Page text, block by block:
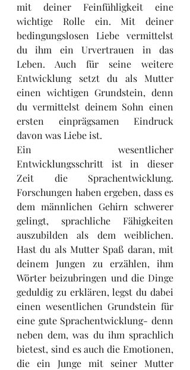
mit deiner Feinfühligkeit eine
wichtige Rolle ein. Mit deiner
bedingungslosen Liebe vermittelst
du ihm ein Urvertrauen in das
Leben. Auch für seine weitere
Entwicklung setzt du als Mutter
einen wichtigen Grundstein, denn
du vermittelst deinem Sohn einen
ersten einprägsamen Eindruck
davon was Liebe ist.
Ein wesentlicher
Entwicklungsschritt ist in dieser
Zeit die Sprachentwicklung.
Forschungen haben ergeben, dass es
dem männlichen Gehirn schwerer
gelingt, sprachliche Fähigkeiten
auszubilden als dem weiblichen.
Hast du als Mutter Spaß daran, mit
deinem Jungen zu erzählen, ihm
Wörter beizubringen und die Dinge
geduldig zu erklären, legst du dabei
einen wesentlichen Grundstein für
eine gute Sprachentwicklung- denn
neben dem, was du ihm sprachlich
bietest, sind es auch die Emotionen,
die ein Junge mit seiner Mutter